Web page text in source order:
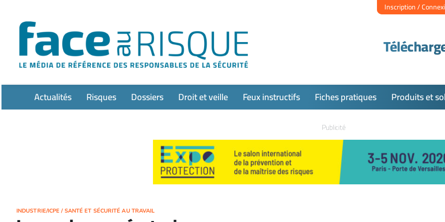
contenu
Inscription /
Actualités Risques Dossiers Droit et veille Feux instructifs Fiches pratiques Produits et
Publicité
INDUSTRIE/ICPE / SANTÉ ET SÉCURITÉ AU TRAVAIL